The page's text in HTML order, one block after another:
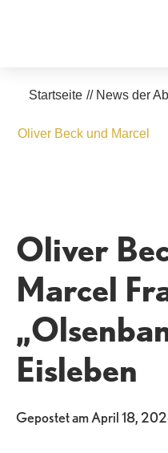
Startseite // News der
Oliver Beck und Marcel
Oliver
Marcel
Eisleben
Gepostet amApril 18,